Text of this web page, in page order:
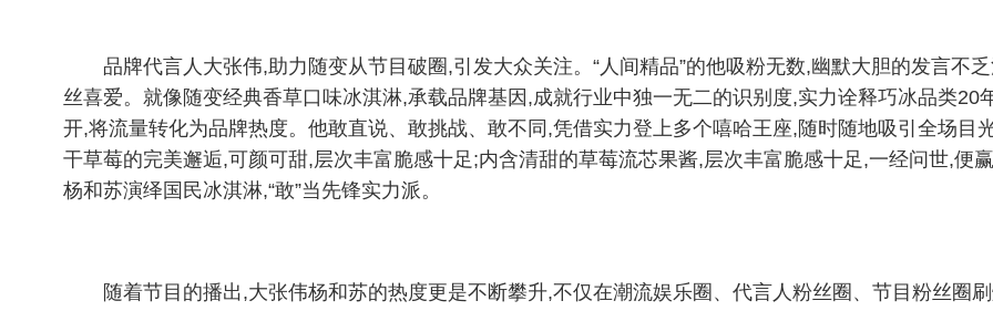
品牌代言人大张伟,助力随变从节目破圈,引发大众关注。“人间精品”的他吸粉无数,幽默大胆的发言不
丝喜爱。就像随变经典香草口味冰淇淋,承载品牌基因,成就行业中独一无二的识别度,实力诠释巧冰品类
开,将流量转化为品牌热度。他敢直说、敢挑战、敢不同,凭借实力登上多个嘻哈王座,随时随地吸引全场目
干草莓的完美邂逅,可颜可甜,层次丰富脆感十足;内含清甜的草莓流芯果酱,层次丰富脆感十足,一经问世,便
杨和苏演绎国民冰淇淋,“敢”当先锋实力派。
随着节目的播出,大张伟杨和苏的热度更是不断攀升,不仅在潮流娱乐圈、代言人粉丝圈、节目粉丝圈